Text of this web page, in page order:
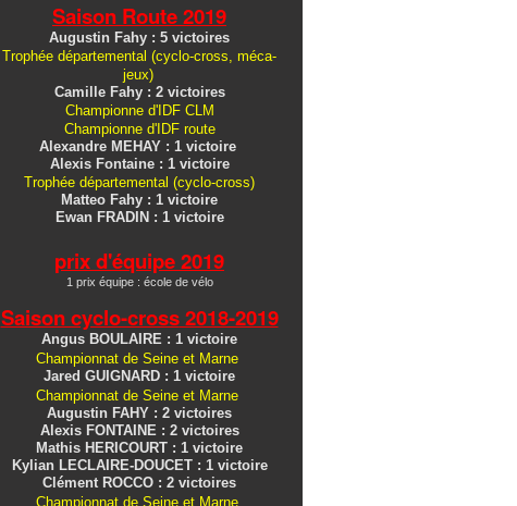
Saison Route 2019
Augustin Fahy : 5 victoires
Trophée départemental (cyclo-cross, méca-
jeux)
Camille Fahy : 2 victoires
Championne d'IDF CLM
Championne d'IDF route
Alexandre MEHAY : 1 victoire
Alexis Fontaine : 1 victoire
Trophée départemental (cyclo-cross)
Matteo Fahy : 1 victoire
Ewan FRADIN : 1 victoire
prix d'équipe 2019
1 prix équipe : école de vélo
Saison cyclo-cross2018-2019
Angus BOULAIRE : 1 victoire
Championnat de Seine et Marne
Jared GUIGNARD : 1 victoire
Championnat de Seine et Marne
Augustin FAHY : 2 victoires
Alexis FONTAINE : 2 victoires
Mathis HERICOURT : 1 victoire
Kylian LECLAIRE-DOUCET : 1 victoire
Clément ROCCO : 2 victoires
Championnat de Seine et Marne